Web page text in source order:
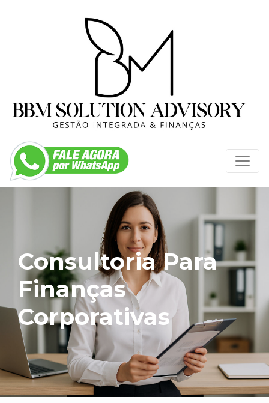
Consultoria Para
Finanças
Corporativas